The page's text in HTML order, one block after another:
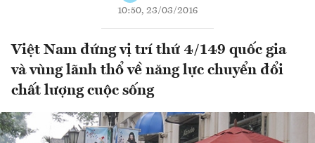
10:50, 23/03/2016
Việt Nam đứng vị trí thứ 4/149 quốc gia
và vùng lãnh thổ về năng lực chuyển đổi
chất lượng cuộc sống